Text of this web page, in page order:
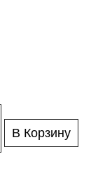
В Корзину